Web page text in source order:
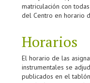
matriculación con
del Centro en horario
Horarios
El horario de las
instrumentales se
publicados en el